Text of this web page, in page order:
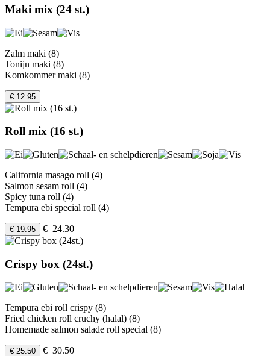
Maki mix (24 st.)
Zalm maki (8)
Tonijn maki (8)
Komkommer maki (8)
€ 12.95
Roll mix (16 st.)
California masago roll (4)
Salmon sesam roll (4)
Spicy tuna roll (4)
Tempura ebi special roll (4)
€ 19.95 € 24.30
Crispy box (24st.)
Tempura ebi roll crispy (8)
Fried chicken roll cruchy (halal) (8)
Homemade salmon salade roll special (8)
€ 25.50 € 30.50